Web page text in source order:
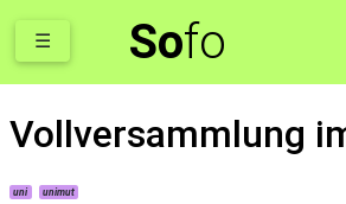
Sofo
☰
Vollversammlung
uni unimut